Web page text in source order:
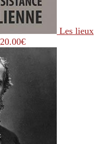
Les lieux
20.00€